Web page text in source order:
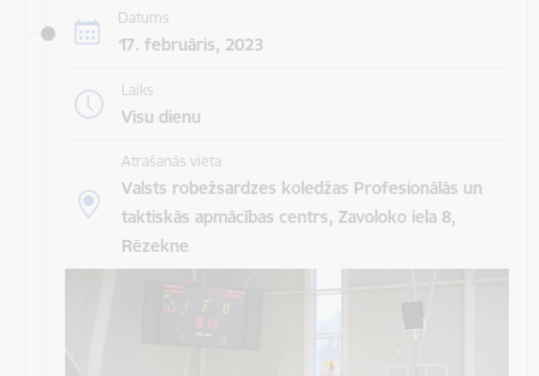
Datums
17. februāris, 2023
Laiks
Visu dienu
Atrašanās vieta
Valsts robežsardzes koledžas Profesionālās un
taktiskās apmācības centrs, Zavoloko iela 8,
Rēzekne